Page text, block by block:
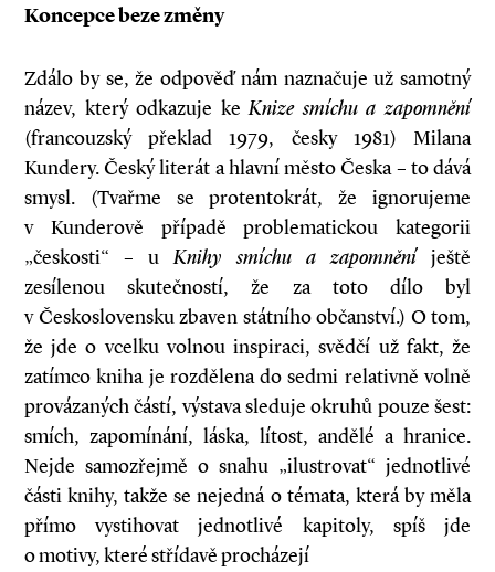
Koncepce beze změny
Zdálo by se, že odpověď nám naznačuje už samotný
název, který odkazuje keKnize smíchu a zapomnění
(francouzský překlad 1979, česky 1981) Milana
Kundery. Český literát a hlavní město Česka – to dává
smysl. (Tvařme se protentokrát, že ignorujeme
v Kunderově případě problematickou kategorii
„českosti“ – uKnihy smíchu a zapomněníještě
zesílenou skutečností, že za toto dílo byl
v Československu zbaven státního občanství.) O tom,
že jde o vcelku volnou inspiraci, svědčí už fakt, že
zatímco kniha je rozdělena do sedmi relativně volně
provázaných částí, výstava sleduje okruhů pouze šest:
smích, zapomínání, láska, lítost, andělé a hranice.
Nejde samozřejmě o snahu „ilustrovat“ jednotlivé
části knihy, takže se nejedná o témata, která by měla
přímo vystihovat jednotlivé kapitoly, spíš jde
o motivy, které střídavě procházejí